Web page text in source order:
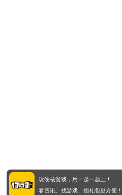
玩硬核游戏，用一起一起上！
看资讯、找游戏、领礼包更方便！